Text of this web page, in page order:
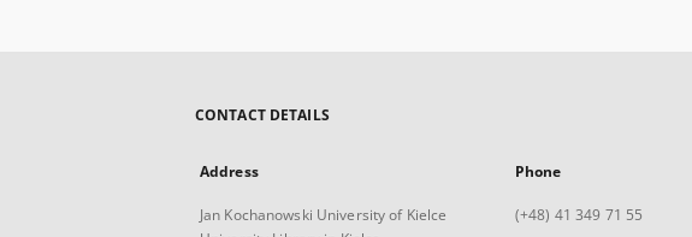
CONTACT DETAILS
Address
Jan Kochanowski University of Kielce
Phone
(+48) 41 349 71 55